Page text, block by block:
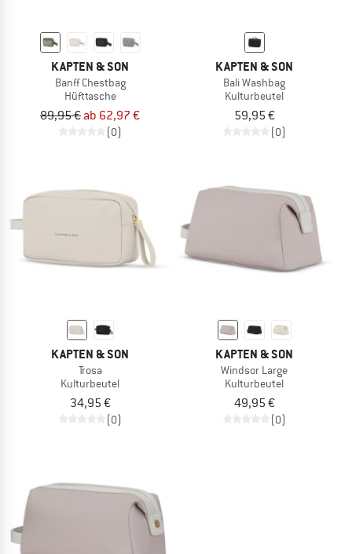
KAPTEN & SON
Banff Chestbag
Hüfttasche
89,95 € ab 62,97 €
(0)
KAPTEN & SON
Bali Washbag
Kulturbeutel
59,95 €
(0)
KAPTEN & SON
Trosa
Kulturbeutel
34,95 €
(0)
KAPTEN & SON
Windsor Large
Kulturbeutel
49,95 €
(0)